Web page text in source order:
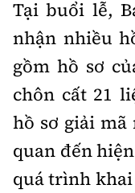
Tại buổi lễ,
nhận nhiều
gồm hồ sơ
chôn cất 21
hồ sơ giải
quan đến
quá trình